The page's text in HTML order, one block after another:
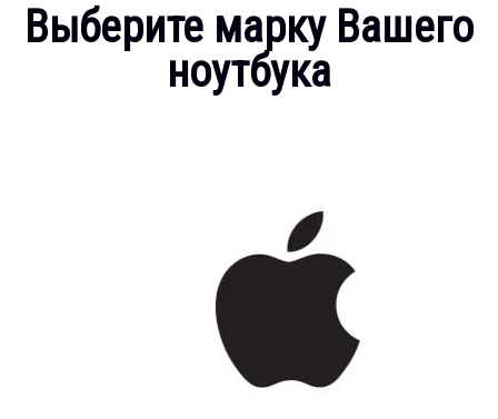
Выберите марку Вашего
ноутбука